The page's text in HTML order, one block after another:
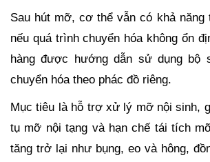
Sau hút mỡ, cơ thể vẫn có khả
nếu quá trình chuyển hóa không ổn
hàng được hướng dẫn sử dụng bộ
chuyển hóa theo phác đồ riêng.
Mục tiêu là hỗ trợ xử lý mỡ nội sinh,
tụ mỡ nội tạng và hạn chế tái tích
tăng trở lại như bụng, eo và hông,